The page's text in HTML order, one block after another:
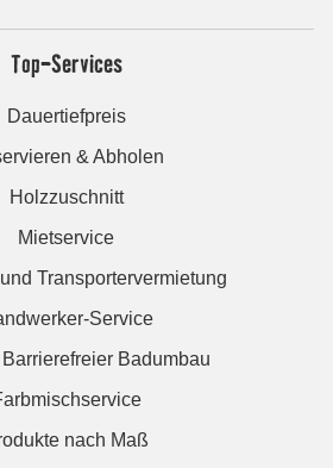
Top-Services
Dauertiefpreis
& Abholen
Holzzuschnitt
Mietservice
Transportervermietung
Service
Badumbau
nach Maß